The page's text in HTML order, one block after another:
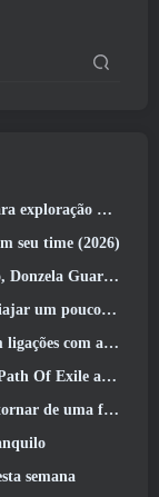
da velha escola
seu time (2026)
Guardiã
como um deleite
adicionando isso ao Guild Wars 2
com base no feedback
forma chocante
semana